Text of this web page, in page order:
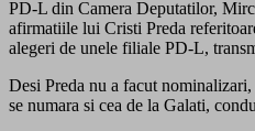
PD-L din Camera Deputatilor,
afirmatiile lui Cristi Preda
alegeri de unele filiale PD-L,
Desi Preda nu a facut
se numara si cea de la Galati,